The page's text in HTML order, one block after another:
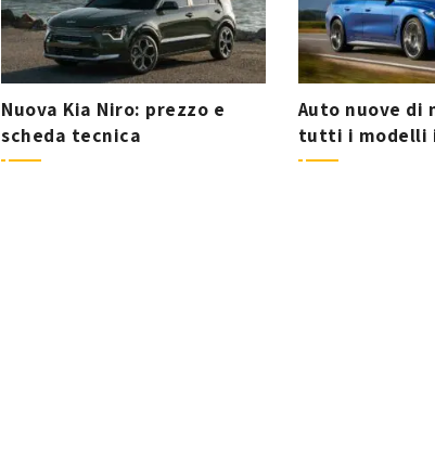
Nuova Kia Niro: prezzo e
scheda tecnica
Auto nuove di
tutti i modelli